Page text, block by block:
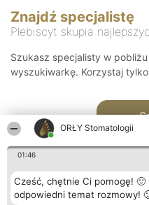
ORŁY Stomatologii
01:46
Cześć, chętnie Ci pomogę! 🙂
odpowiedni temat rozmowy!
Znajdź specjalistę
Plebiscyt skupia
Szukasz specjalisty w
wyszukiwarkę. Korzystaj